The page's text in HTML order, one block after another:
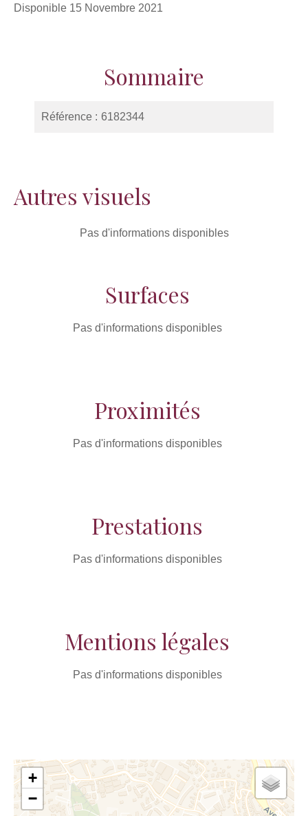
Disponible 15 Novembre 2021
Sommaire
Référence 6182344
Autres visuels
Pas d'informations disponibles
Surfaces
Pas d'informations disponibles
Proximités
Pas d'informations disponibles
Prestations
Pas d'informations disponibles
Mentions légales
Pas d'informations disponibles
+
−